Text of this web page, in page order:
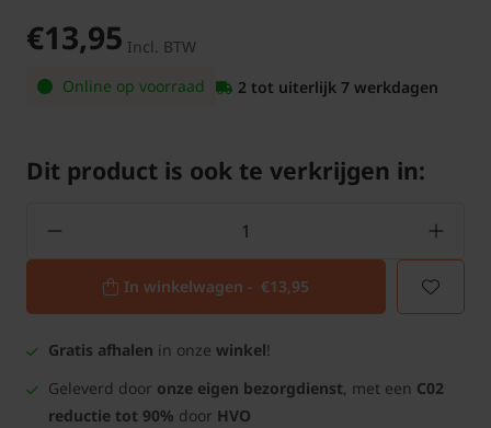
€13,95 Incl. BTW
Online op voorraad
2 tot uiterlijk 7 werkdagen
Dit product is ook te verkrijgen in:
In winkelwagen - €13,95
Gratis afhalen in onze winkel!
Geleverd door onze eigen bezorgdienst, met een C02
reductie tot 90% door HVO